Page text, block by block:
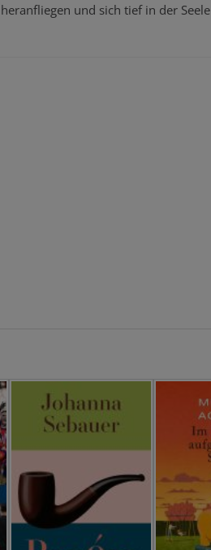
und sich tief in der Seele